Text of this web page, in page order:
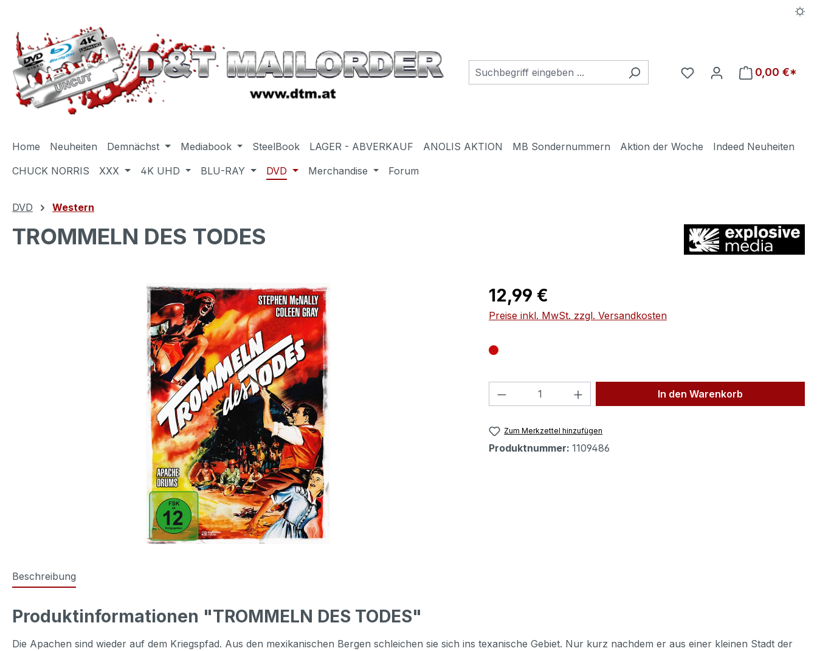
Du hast 0 Produkte auf
0,00 €*
Home Neuheiten Demnächst Mediabook SteelBook LAGER - ABVERKAUF ANOLIS AKTION MB Sondernummern Aktion der Woche
Indeed Neuheiten
CHUCK NORRIS
XXX 4K UHD BLU-RAY DVD Merchandise Forum
DVD Western
TROMMELN DES TODES
Regulärer Preis:
12,99 €
Preise inkl. MwSt. zzgl. Versandkosten
Produkt Anzahl: Gib den gewünschten Wert
In den Warenkorb
Zum Merkzettel hinzufügen
Produktnummer: 1109486
Beschreibung
Produktinformationen "TROMMELN DES TODES"
Die Apachen sind wieder auf dem Kriegspfad. Aus den mexikanischen Bergen schleichen sie sich ins texanische Gebiet. Nur kurz nachdem er aus einer kleinen Stadt der